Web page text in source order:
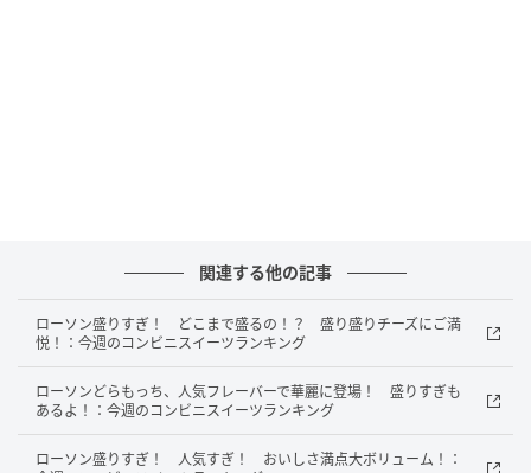
もぐナビニュース
関連する他の記事
ローソン盛りすぎ！ どこまで盛るの！？ 盛り盛りチーズにご満
悦！：今週のコンビニスイーツランキング
ローソンどらもっち、人気フレーバーで華麗に登場！ 盛りすぎも
あるよ！：今週のコンビニスイーツランキング
ローソン盛りすぎ！ 人気すぎ！ おいしさ満点大ボリューム！：